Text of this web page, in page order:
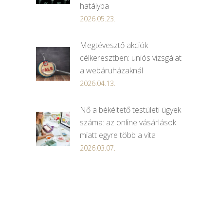
hatályba
2026.05.23.
Megtévesztő akciók
célkeresztben: uniós vizsgálat
a webáruházaknál
2026.04.13.
Nő a békéltető testületi ügyek
száma: az online vásárlások
miatt egyre több a vita
2026.03.07.